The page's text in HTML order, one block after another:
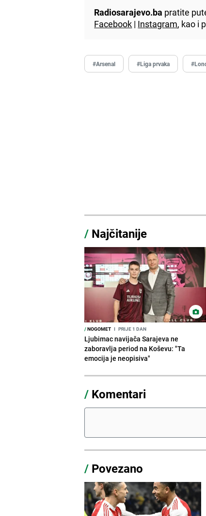
Radiosarajevo.ba pratite
Facebook | Instagram, kao i
#Arsenal #Liga prvaka
/ Najčitanije
/NOGOMET I PRIJE 1 DAN
Ljubimac navijača Sarajeva ne
zaboravlja period na Koševu: "Ta
emocija je neopisiva"
/ Komentari
/ Povezano